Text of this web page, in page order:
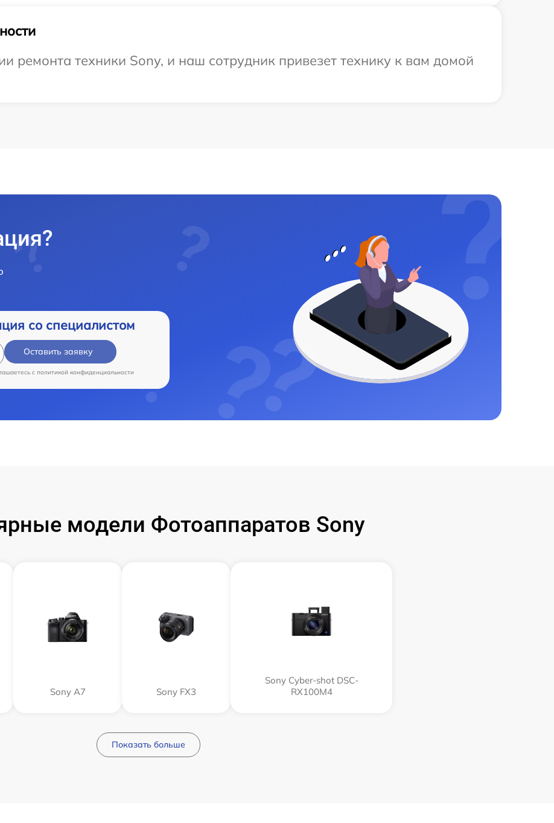
техники Sony, и наш сотрудник привезет технику к вам домой
со специалистом
Оставить заявку
c политикой конфиденциальности
модели Фотоаппаратов Sony
Sony A7 Sony FX3
Sony Cyber-shot DSC-
RX100M4
Показать больше